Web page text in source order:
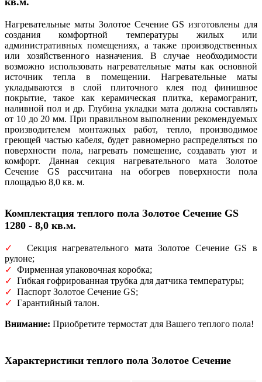
Нагревательные маты Золотое Сечение GS изготовлены для
создания комфортной температуры жилых или
административных помещениях, а также производственных
или хозяйственного назначения. В случае необходимости
возможно использовать нагревательные маты как основной
источник тепла в помещении. Нагревательные маты
укладываются в слой плиточного клея под финишное
покрытие, такое как керамическая плитка, керамогранит,
наливной пол и др. Глубина укладки мата должна составлять
от 10 до 20 мм. При правильном выполнении рекомендуемых
производителем монтажных работ, тепло, производимое
греющей частью кабеля, будет равномерно распределяться по
поверхности пола, нагревать помещение, создавать уют и
комфорт. Данная секция нагревательного мата Золотое
Сечение GS рассчитана на обогрев поверхности пола
площадью 8,0 кв. м.
Комплектация теплого пола Золотое Сечение GS
1280 - 8,0 кв.м.
✓
Секция нагревательного мата Золотое Сечение GS в
рулоне;
✓ Фирменная упаковочная коробка;
✓ Гибкая гофрированная трубка для датчика температуры;
✓ Паспорт Золотое Сечение GS;
✓ Гарантийный талон.
Внимание: Приобретите термостат для Вашего теплого пола!
Характеристики теплого пола Золотое Сечение